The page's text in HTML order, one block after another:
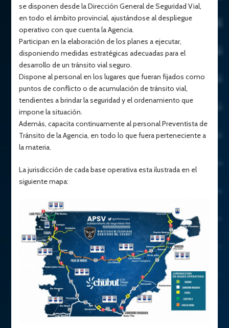
se disponen desde la Dirección General de Seguridad Vial,
en todo el ámbito provincial, ajustándose al despliegue
operativo con que cuenta la Agencia.
Participan en la elaboración de los planes a ejecutar,
disponiendo medidas estratégicas adecuadas para el
desarrollo de un tránsito vial seguro.
Dispone al personal en los lugares que fueran fijados como
puntos de conflicto o de acumulación de tránsito vial,
tendientes a brindar la seguridad y el ordenamiento que
impone la situación.
Además, capacita continuamente al personal Preventista de
Tránsito de la Agencia, en todo lo que fuera perteneciente a
la materia.
La jurisdicción de cada base operativa esta ilustrada en el
siguiente mapa: